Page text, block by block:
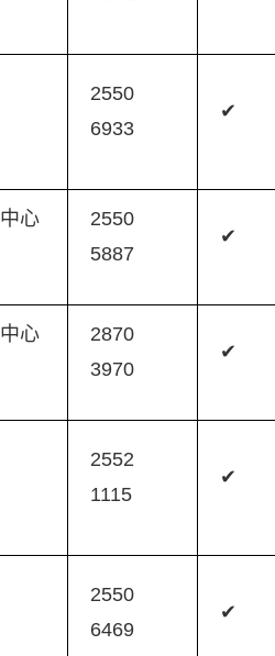
2550
6933
✔
心
2550
5887
✔
心
2870
3970
✔
2552
1115
✔
2550
6469
✔